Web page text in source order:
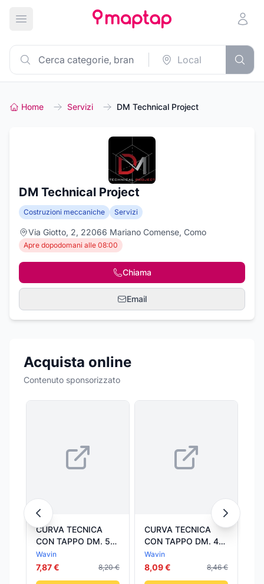
Apri menu principale
Home Servizi DM Technical Project
DM Technical Project
Costruzioni meccaniche Servizi
Via Giotto, 2, 22066 Mariano Comense, Como
Apre dopodomani alle 08:00
Chiama
Email
Acquista online
Contenuto sponsorizzato
CURVA TECNICA
CON TAPPO DM. 50
Morsetto 53x5040
WAVIN
Wavin
7,87 € 8,20 €
CURVA TECNICA
CON TAPPO DM. 40
Morsetto 53x5040
WAVIN
Wavin
8,09 € 8,46 €